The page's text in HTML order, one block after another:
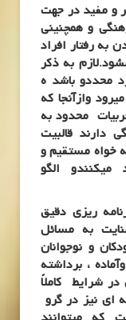
و مفید در جهت
و همچنینی
به رفتار افراد
به ذکر
محددو باشد ه
وازآنجا که
محدود به
دارند قالبیت
خواه مستقیم و
میکنندو الگو
ریزی دقیق
به مسائل
و نوجوانان
، برداشته
شرایط کاملاً
ای نیز در گرو